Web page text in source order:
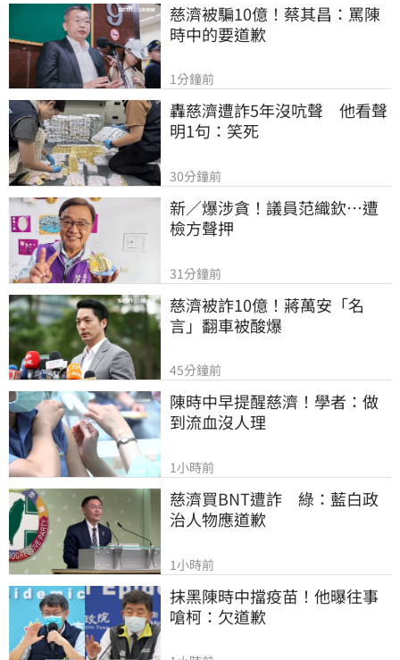
慈濟被騙10億！蔡其昌：罵陳
時中的要道歉
1分鐘前
轟慈濟遭詐5年沒吭聲　他看聲
明1句：笑死
30分鐘前
新／爆涉貪！議員范織欽…遭
檢方聲押
31分鐘前
慈濟被詐10億！蔣萬安「名
言」翻車被酸爆
45分鐘前
陳時中早提醒慈濟！學者：做
到流血沒人理
1小時前
慈濟買BNT遭詐　綠：藍白政
治人物應道歉
1小時前
抹黑陳時中擋疫苗！他曝往事
嗆柯：欠道歉